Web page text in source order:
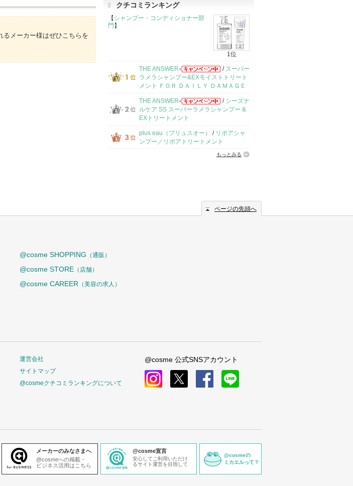
るメーカー様はぜひこちらを
クチコミランキング
【 シャンプー・コンディショナー部
門 】
1位
THE ANSWER / スーパー
ラメラシャンプー&EXモイストトリート
メント ＦＯＲ ＤＡＩＬＹ ＤＡＭＡＧＥ
THE ANSWER / シーズナ
ルケア SS スーパーラメラシャンプー &
EXトリートメント
plus eau（プリュスオー） / リポアシャ
ンプー／リポアトリートメント
もっとみる
ページの先頭へ
@cosme SHOPPING （通販）
@cosme STORE （店舗）
@cosme CAREER （美容の求人）
運営会社
サイトマップ
@cosmeクチコミランキングについて
@cosme 公式SNSアカウント
メーカーのみなさまへ
@cosmeへの掲載・
ビジネス活用はこちら
@cosme宣言
安心してご利用いただけ
るサイト運営を目指して
@cosmeの
ミカエルって？